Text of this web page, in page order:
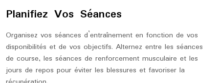
Planifiez Vos Séances
Organisez vos séances d’entraînement en fonction de vos
disponibilités et de vos objectifs. Alternez entre les séances
de course, les séances de renforcement musculaire et les
jours de repos pour éviter les blessures et favoriser la